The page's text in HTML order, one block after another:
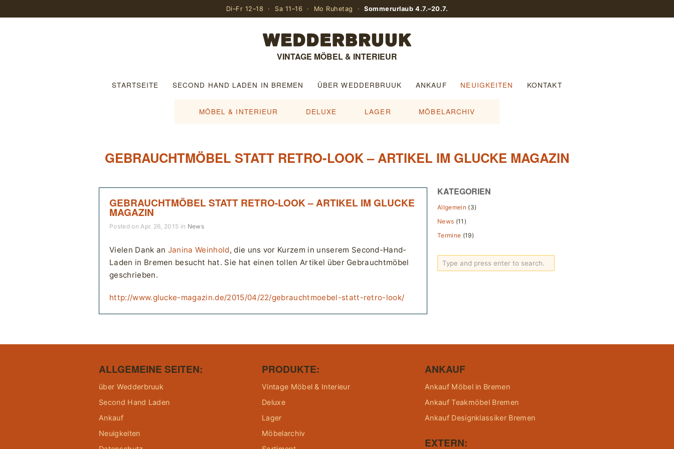
Di–Fr 12–18 · Sa 11–16 · Mo Ruhetag ·Sommerurlaub 4.7.–20.7.
VINTAGE MÖBEL & INTERIEUR
STARTSEITE SECOND HAND LADEN IN BREMEN ÜBER WEDDERBRUUK ANKAUF NEUIGKEITEN KONTAKT
MÖBEL & INTERIEUR DELUXE LAGER MÖBELARCHIV
GEBRAUCHTMÖBEL STATT RETRO-LOOK – ARTIKEL IM GLUCKE MAGAZIN
GEBRAUCHTMÖBEL STATT RETRO-LOOK – ARTIKEL IM GLUCKE
MAGAZIN
Posted on Apr. 26, 2015 in News
Vielen Dank an Janina Weinhold, die uns vor Kurzem in unserem Second-Hand-
Laden in Bremen besucht hat. Sie hat einen tollen Artikel über Gebrauchtmöbel
geschrieben.
http://www.glucke-magazin.de/2015/04/22/gebrauchtmoebel-statt-retro-look/
KATEGORIEN
Allgemein (3)
News (11)
Termine (19)
ALLGEMEINE SEITEN:
über Wedderbruuk
Second Hand Laden
Ankauf
Neuigkeiten
PRODUKTE:
Vintage Möbel & Interieur
Deluxe
Lager
Möbelarchiv
ANKAUF
Ankauf Möbel in Bremen
Ankauf Teakmöbel Bremen
Ankauf Designklassiker Bremen
EXTERN: